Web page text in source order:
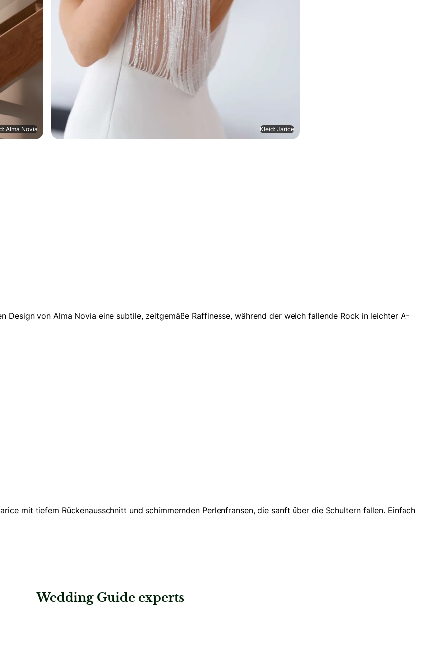
Alma Novia Kleid: Jarice
Design von Alma Novia eine subtile, zeitgemäße Raffinesse, während der weich fallende Rock in leichter A-
mit tiefem Rückenausschnitt und schimmernden Perlenfransen, die sanft über die Schultern fallen. Einfach
Wedding Guide experts